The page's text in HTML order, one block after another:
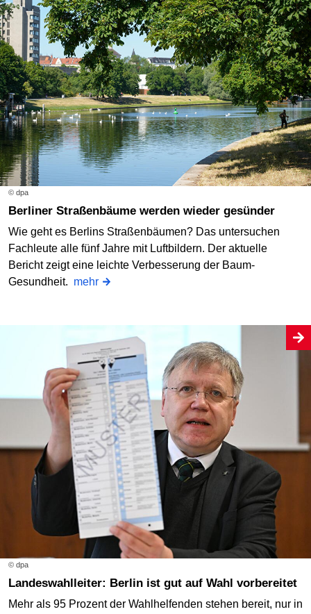
© dpa
Berliner Straßenbäume werden wieder gesünder
Wie geht es Berlins Straßenbäumen? Das untersuchen
Fachleute alle fünf Jahre mit Luftbildern. Der aktuelle
Bericht zeigt eine leichte Verbesserung der Baum-
Gesundheit. mehr
© dpa
Landeswahlleiter: Berlin ist gut auf Wahl vorbereitet
Mehr als 95 Prozent der Wahlhelfenden stehen bereit, nur in